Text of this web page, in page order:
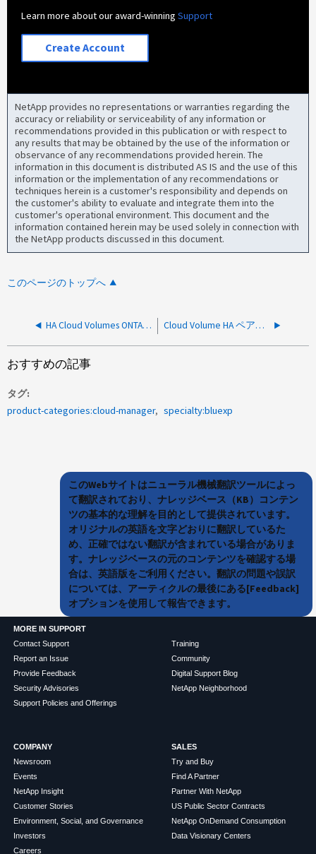
Learn more about our award-winningSupport
Create Account
NetApp provides no representations or warranties regarding the
accuracy or reliability or serviceability of any information or
recommendations provided in this publication or with respect to
any results that may be obtained by the use of the information or
observance of any recommendations provided herein. The
information in this document is distributed AS IS and the use of this
information or the implementation of any recommendations or
techniques herein is a customer's responsibility and depends on
the customer's ability to evaluate and integrate them into the
customer's operational environment. This document and the
information contained herein may be used solely in connection with
the NetApp products discussed in this document.
このページのトップへ
HA Cloud Volumes ONTAP （CVO）を導入できない Cloud Volume HA ペアを Azure に導入できません
おすすめの記事
タグ
product-categories:cloud-manager
specialty:bluexp
このWebサイトはニューラル機械翻訳ツールによっ
て翻訳されており、ナレッジベース（KB）コンテン
ツの基本的な理解を目的として提供されています。
オリジナルの英語を文字どおりに翻訳しているた
め、正確ではない翻訳が含まれている場合がありま
す。ナレッジベースの元のコンテンツを確認する場
合は、英語版をご利用ください。翻訳の問題や誤訳
については、アーティクルの最後にある[Feedback]
オプションを使用して報告できます。
MORE IN SUPPORT
Contact Support
Report an Issue
Provide Feedback
Security Advisories
Support Policies and Offerings
Training
Community
Digital Support Blog
NetApp Neighborhood
COMPANY
Newsroom
Events
NetApp Insight
Customer Stories
Environment, Social, and Governance
Investors
Careers
SALES
Try and Buy
Find A Partner
Partner With NetApp
US Public Sector Contracts
NetApp OnDemand Consumption
Data Visionary Centers